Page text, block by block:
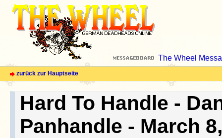
The Wheel
zurück zur Hauptseite
Hard To Handle -
Panhandle - March